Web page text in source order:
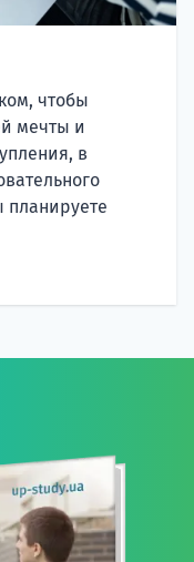
чтобы
мечты и
в
планируете